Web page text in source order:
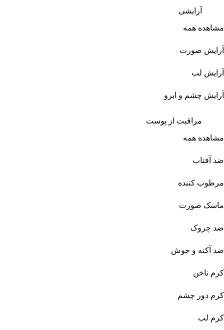
آرایشی
مشاهده همه
آرایش صورت
آرایش لب
آرایش چشم و ابرو
مراقبت از پوست
مشاهده همه
ضد آفتاب
مرطوب کننده
ماسک صورت
ضد چروک
ضد آکنه و جوش
کرم ناخن
کرم دور چشم
کرم لب